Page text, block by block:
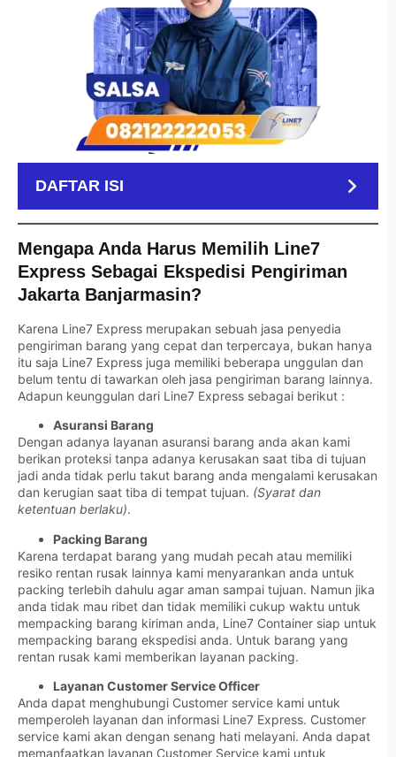
DAFTAR ISI
Mengapa Anda Harus Memilih Line7
Express Sebagai Ekspedisi Pengiriman
Jakarta Banjarmasin?
Karena Line7 Express merupakan sebuah jasa penyedia
pengiriman barang yang cepat dan terpercaya, bukan hanya
itu saja Line7 Express juga memiliki beberapa unggulan dan
belum tentu di tawarkan oleh jasa pengiriman barang lainnya.
Adapun keunggulan dari Line7 Express sebagai berikut :
Asuransi Barang
Dengan adanya layanan asuransi barang anda akan kami
berikan proteksi tanpa adanya kerusakan saat tiba di tujuan
jadi anda tidak perlu takut barang anda mengalami kerusakan
dan kerugian saat tiba di tempat tujuan. (Syarat dan
ketentuan berlaku).
Packing Barang
Karena terdapat barang yang mudah pecah atau memiliki
resiko rentan rusak lainnya kami menyarankan anda untuk
packing terlebih dahulu agar aman sampai tujuan. Namun jika
anda tidak mau ribet dan tidak memiliki cukup waktu untuk
mempacking barang kiriman anda, Line7 Container siap untuk
mempacking barang ekspedisi anda. Untuk barang yang
rentan rusak kami memberikan layanan packing.
Layanan Customer Service Officer
Anda dapat menghubungi Customer service kami untuk
memperoleh layanan dan informasi Line7 Express. Customer
service kami akan dengan senang hati melayani. Anda dapat
memanfaatkan layanan Customer Service kami untuk